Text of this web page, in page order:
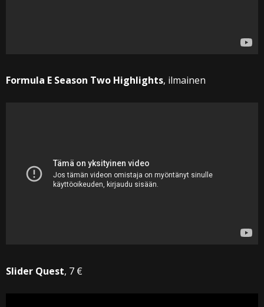
Formula E Season Two Highlights, ilmainen
Slider Quest, 7 €